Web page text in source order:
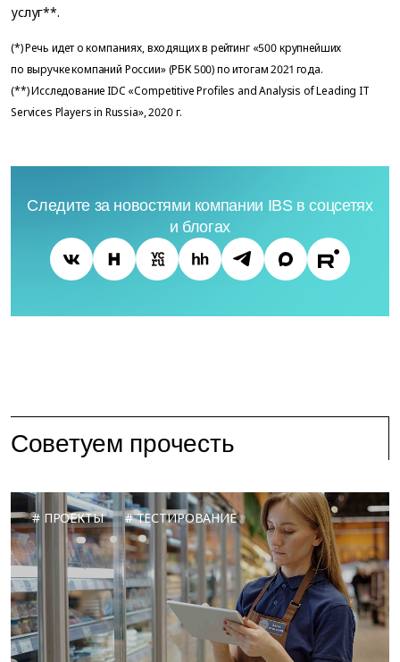
услуг**.
(*) Речь идет о компаниях, входящих в рейтинг «500 крупнейших
по выручке компаний России» (РБК 500) по итогам 2021 года.
(**) Исследование IDC «Competitive Profiles and Analysis of Leading IT
Services Players in Russia», 2020 г.
Следите за новостями компании IBS в соцсетях
и блогах
Советуем прочесть
ПРОЕКТЫ ТЕСТИРОВАНИЕ